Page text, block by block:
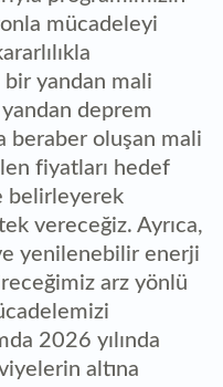
mücadeleyi
yandan mali
deprem
beraber oluşan mali
fiyatları hedef
belirleyerek
vereceğiz. Ayrıca,
yenilenebilir enerji
arz yönlü
2026 yılında
altına